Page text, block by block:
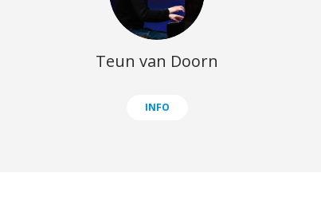
Teun van Doorn
INFO